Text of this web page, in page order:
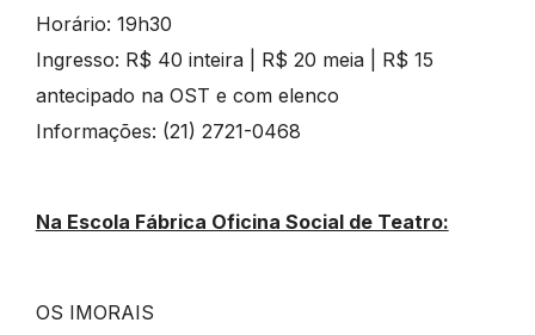
Horário: 19h30
Ingresso: R$ 40 inteira | R$ 20 meia | R$ 15
antecipado na OST e com elenco
Informações: (21) 2721-0468
Na Escola Fábrica Oficina Social de Teatro:
OS IMORAIS